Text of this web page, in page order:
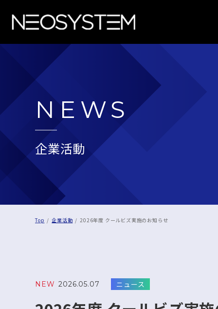
NEWS
企業活動
Top 企業活動 2026年度 クールビズ実施のお知らせ
NEW 2026.05.07 ニュース